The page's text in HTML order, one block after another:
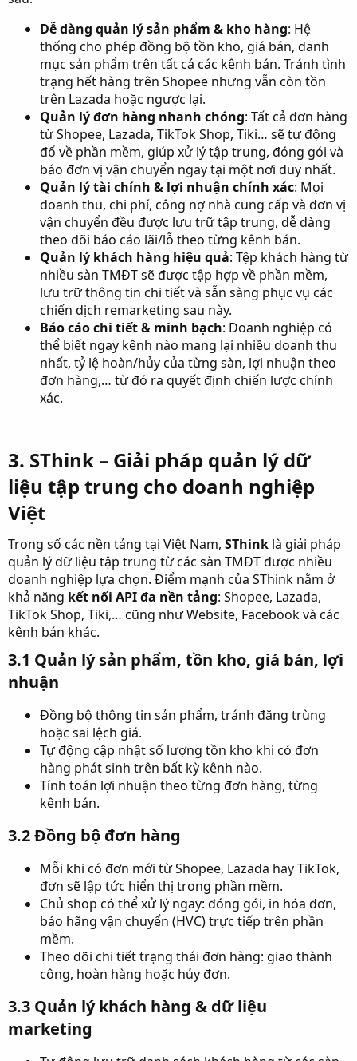
Dễ dàng quản lý sản phẩm & kho hàng: Hệ
thống cho phép đồng bộ tồn kho, giá bán, danh
mục sản phẩm trên tất cả các kênh bán. Tránh tình
trạng hết hàng trên Shopee nhưng vẫn còn tồn
trên Lazada hoặc ngược lại.
Quản lý đơn hàng nhanh chóng: Tất cả đơn hàng
từ Shopee, Lazada, TikTok Shop, Tiki… sẽ tự động
đổ về phần mềm, giúp xử lý tập trung, đóng gói và
báo đơn vị vận chuyển ngay tại một nơi duy nhất.
Quản lý tài chính & lợi nhuận chính xác: Mọi
doanh thu, chi phí, công nợ nhà cung cấp và đơn vị
vận chuyển đều được lưu trữ tập trung, dễ dàng
theo dõi báo cáo lãi/lỗ theo từng kênh bán.
Quản lý khách hàng hiệu quả: Tệp khách hàng từ
nhiều sàn TMĐT sẽ được tập hợp về phần mềm,
lưu trữ thông tin chi tiết và sẵn sàng phục vụ các
chiến dịch remarketing sau này.
Báo cáo chi tiết & minh bạch: Doanh nghiệp có
thể biết ngay kênh nào mang lại nhiều doanh thu
nhất, tỷ lệ hoàn/hủy của từng sàn, lợi nhuận theo
đơn hàng,… từ đó ra quyết định chiến lược chính
xác.
3. SThink – Giải pháp quản lý dữ
liệu tập trung cho doanh nghiệp
Việt​
Trong số các nền tảng tại Việt Nam, SThink là giải pháp
quản lý dữ liệu tập trung từ các sàn TMĐT được nhiều
doanh nghiệp lựa chọn. Điểm mạnh của SThink nằm ở
khả năng kết nối API đa nền tảng: Shopee, Lazada,
TikTok Shop, Tiki,… cũng như Website, Facebook và các
kênh bán khác.
3.1 Quản lý sản phẩm, tồn kho, giá bán, lợi
nhuận​
Đồng bộ thông tin sản phẩm, tránh đăng trùng
hoặc sai lệch giá.
Tự động cập nhật số lượng tồn kho khi có đơn
hàng phát sinh trên bất kỳ kênh nào.
Tính toán lợi nhuận theo từng đơn hàng, từng
kênh bán.
3.2 Đồng bộ đơn hàng​
Mỗi khi có đơn mới từ Shopee, Lazada hay TikTok,
đơn sẽ lập tức hiển thị trong phần mềm.
Chủ shop có thể xử lý ngay: đóng gói, in hóa đơn,
báo hãng vận chuyển (HVC) trực tiếp trên phần
mềm.
Theo dõi chi tiết trạng thái đơn hàng: giao thành
công, hoàn hàng hoặc hủy đơn.
3.3 Quản lý khách hàng & dữ liệu
marketing​